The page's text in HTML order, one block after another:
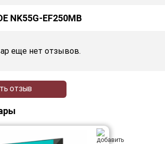
NK55G-EF250MB
еще нет отзывов.
ОТЗЫВ